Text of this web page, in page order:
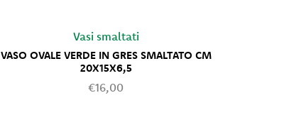
Vasi smaltati
VASO OVALE VERDE IN GRES SMALTATO CM
20X15X6,5
€16,00